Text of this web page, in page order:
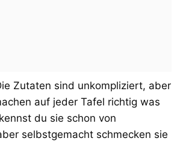
Zutaten sind unkompliziert, aber
auf jeder Tafel richtig was
du sie schon von
selbstgemacht schmecken sie